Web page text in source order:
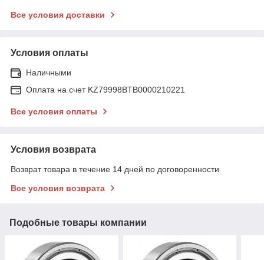
Все условия доставки
Условия оплаты
Наличными
Оплата на счет KZ79998BTB0000210221
Все условия оплаты
Условия возврата
Возврат товара в течение 14 дней по договоренности
Все условия возврата
Подобные товары компании